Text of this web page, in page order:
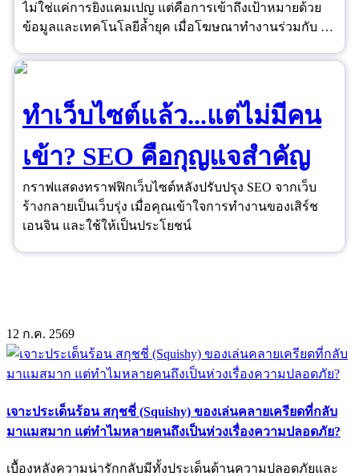
ไม่ใช่แค่การยิงแคมเปญ แต่คือการเข้าถึงเป้าหมายด้วย
ข้อมูลและเทคโนโลยีล้ำยุค เมื่อโฆษณาทำงานร่วมกับ AI
ดวงอีกต่อไป
ทำเว็บไซต์แล้ว...แต่ไม่มีคน
เข้า? SEO คือกุญแจสำคัญ
กราฟแสดงทราฟฟิกเว็บไซต์หลังปรับปรุง SEO จากเว็บ
ร้างกลายเป็นเว็บรุ่ง เมื่อคุณเข้าใจการทำงานของเสิร์ช
เอนจิน และใช้ให้เป็นประโยชน์
12 ก.ค. 2569
เจาะประเด็นร้อน สกุชชี่ (Squishy) ของเล่นคลายเครียดที่กลับ
มาแมสมาก แต่ทำไมหลายคนถึงเป็นห่วงเรื่องความปลอดภัย?
เบื้องหลังความน่ารักกลับมีทั้งประเด็นด้านความปลอดภัยและ